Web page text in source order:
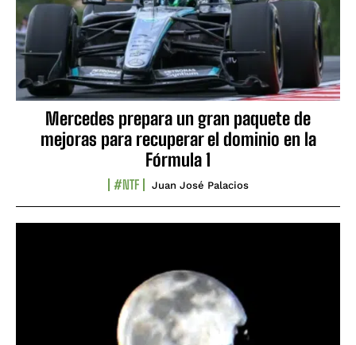
Mercedes prepara un gran paquete de
mejoras para recuperar el dominio en la
Fórmula 1
#NTF Juan José Palacios